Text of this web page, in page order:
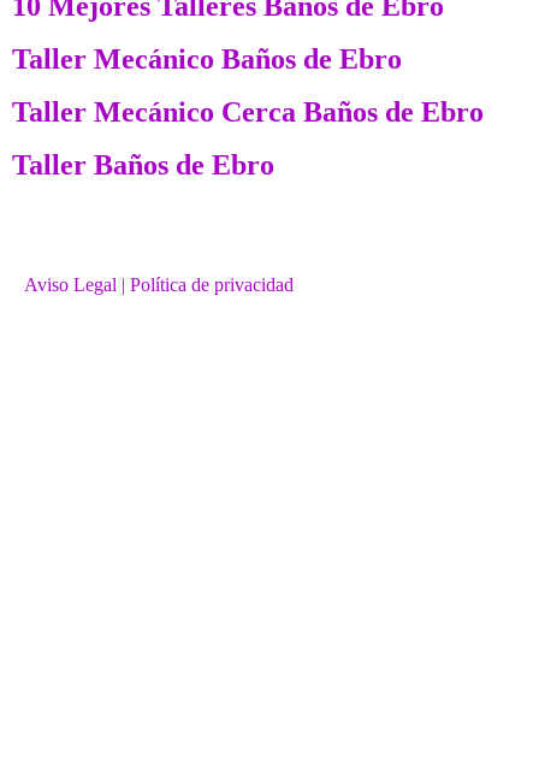
Taller Mecánico Baños de Ebro
Taller Mecánico Cerca Baños de Ebro
Taller Baños de Ebro
Aviso Legal | Política de privacidad